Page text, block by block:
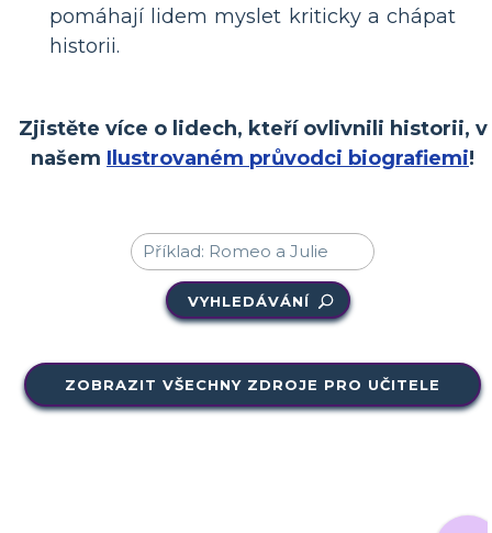
pomáhají lidem myslet kriticky a chápat
historii.
Zjistěte více o lidech, kteří ovlivnili historii, v
našem Ilustrovaném průvodci biografiemi!
VYHLEDÁVÁNÍ
ZOBRAZIT VŠECHNY ZDROJE PRO UČITELE